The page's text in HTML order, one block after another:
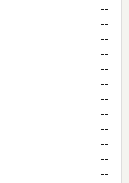
--
--
--
--
--
--
--
--
--
--
--
--